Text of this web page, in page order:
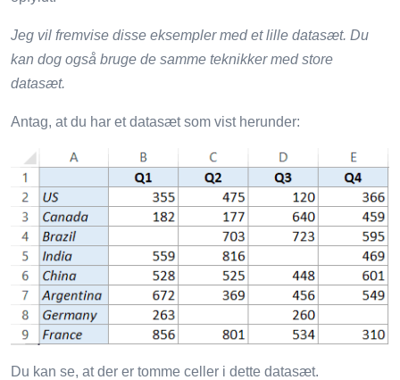
Jeg vil fremvise disse eksempler med et lille datasæt. Du
kan dog også bruge de samme teknikker med store
datasæt.
Antag, at du har et datasæt som vist herunder:
Du kan se, at der er tomme celler i dette datasæt.